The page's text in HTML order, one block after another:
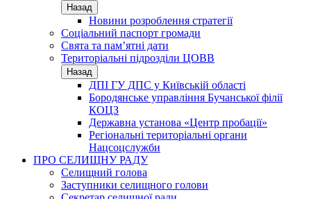
Назад
Новини розроблення стратегії
Соціальний паспорт громади
Свята та пам’ятні дати
Територіальні підрозділи ЦОВВ
Назад
ДПІ ГУ ДПС у Київській області
Бородянське управління Бучанської філії
КОЦЗ
Державна установа «Центр пробації»
Регіональні територіальні органи
Нацсоцслужби
ПРО СЕЛИЩНУ РАДУ
Селищний голова
Заступники селищного голови